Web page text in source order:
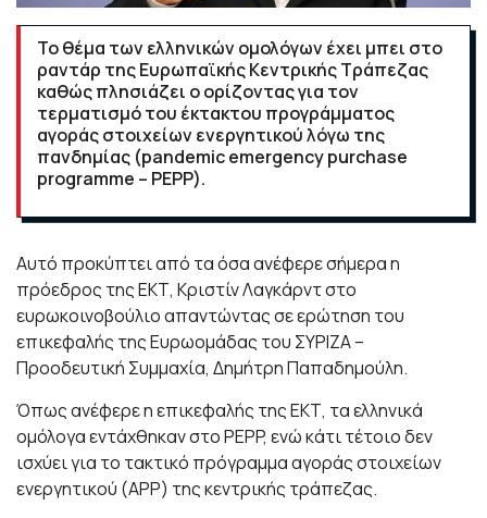
Το θέμα των ελληνικών ομολόγων έχει μπει στο
ραντάρ της Ευρωπαϊκής Κεντρικής Τράπεζας
καθώς πλησιάζει ο ορίζοντας για τον
τερματισμό του έκτακτου προγράμματος
αγοράς στοιχείων ενεργητικού λόγω της
πανδημίας (pandemic emergency purchase
programme – PEPP).
Αυτό προκύπτει από τα όσα ανέφερε σήμερα η
πρόεδρος της ΕΚΤ, Κριστίν Λαγκάρντ στο
ευρωκοινοβούλιο απαντώντας σε ερώτηση του
επικεφαλής της Ευρωομάδας του ΣΥΡΙΖΑ –
Προοδευτική Συμμαχία, Δημήτρη Παπαδημούλη.
Όπως ανέφερε η επικεφαλής της ΕΚΤ, τα ελληνικά
ομόλογα εντάχθηκαν στο PEPP, ενώ κάτι τέτοιο δεν
ισχύει για το τακτικό πρόγραμμα αγοράς στοιχείων
ενεργητικού (APP) της κεντρικής τράπεζας.